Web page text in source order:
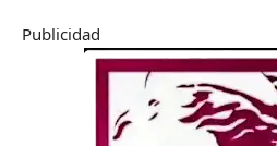
Publicidad